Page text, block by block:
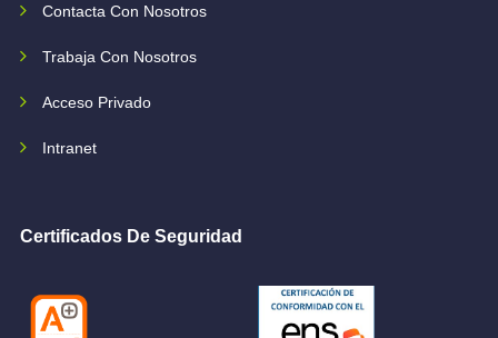
Contacta Con Nosotros
Trabaja Con Nosotros
Acceso Privado
Intranet
Certificados De Seguridad